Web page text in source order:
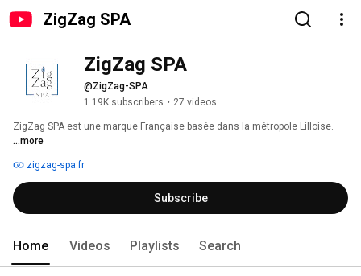
ZigZag SPA
ZigZag SPA
@ZigZag-SPA
1.19K subscribers • 27 videos
ZigZag SPA est une marque Française basée dans la métropole Lilloise.
...more
zigzag-spa.fr
Subscribe
Home Videos Playlists Search